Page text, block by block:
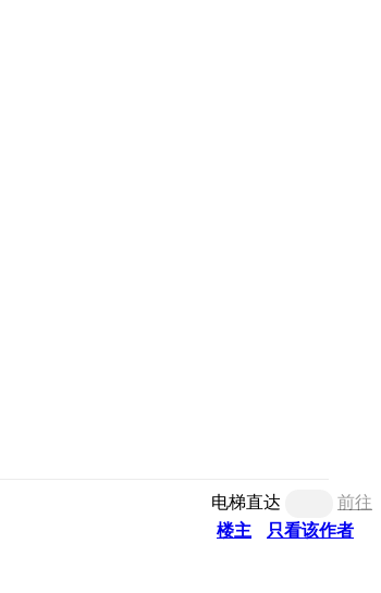
电梯直达
前往
楼主
只看该作者